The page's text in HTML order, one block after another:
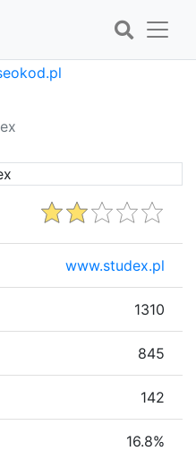
www.studex.pl
1310
845
142
16.8%